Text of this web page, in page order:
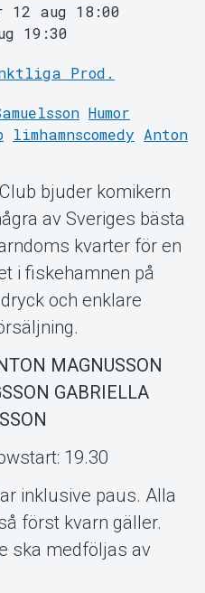
12 aug 18:00
19:30
Prod.
Humor
limhamnscomedy Anton
bjuder komikern
av Sveriges bästa
kvarter för en
i fiskehamnen på
och enklare
MAGNUSSON
GABRIELLA
19.30
inklusive paus. Alla
först kvarn gäller.
ska medföljas av